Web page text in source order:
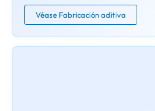
Véase Fabricación aditiva